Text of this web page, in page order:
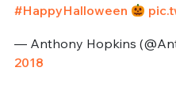
#HappyHalloween
— Anthony Hopkins
2018